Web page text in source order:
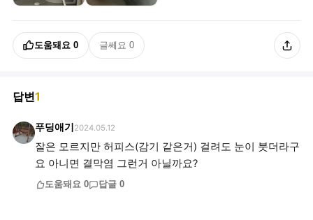
도움돼요 0 글쎄요 0
답변1
푸딩애기 2024.05.12
잘은 모르지만 허피스(감기 같은거) 걸려도 눈이 붓더라구
요 아니면 결막염 그런거 아닐까요?
도움돼요 0 답글 0